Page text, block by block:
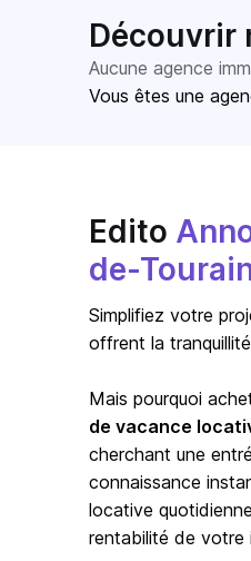
Découvrir
Aucune agence
Vous êtes une
Edito
de-
Simplifiez votre
offrent la tranquillité
Mais pourquoi
de vacance
cherchant une
connaissance
locative
rentabilité de votre